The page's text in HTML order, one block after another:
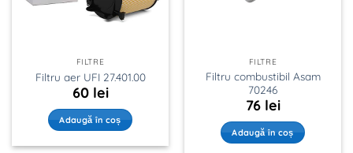
FILTRE
Filtru aer UFI 27.401.00
60 lei
Adaugă în coș
FILTRE
Filtru combustibil Asam
70246
76 lei
Adaugă în coș